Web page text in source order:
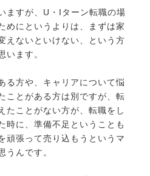
ますが、U・Iターン転職の場
めにというよりは、まずは家
えないといけない、という方
います。
る方や、キャリアについて悩
ことがある方は別ですが、転
たことがない方が、転職をし
時に、準備不足ということも
頑張って売り込もうというマ
うんです。